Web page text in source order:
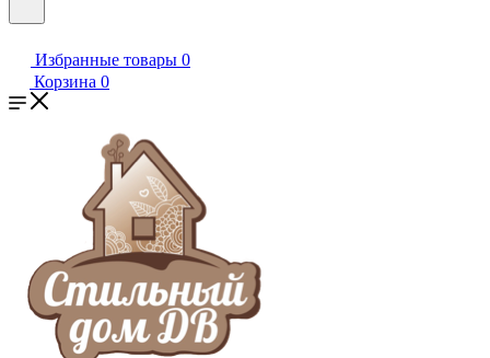
Избранные товары 0
Корзина 0